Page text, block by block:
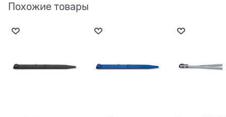
Похожие товары